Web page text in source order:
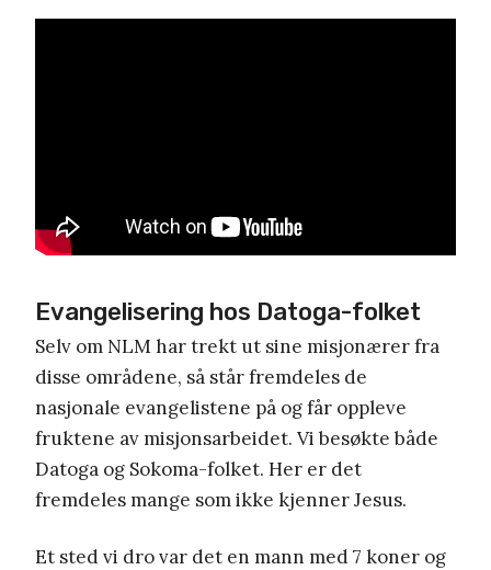
Evangelisering hos Datoga-folket
Selv om NLM har trekt ut sine misjonærer fra
disse områdene, så står fremdeles de
nasjonale evangelistene på og får oppleve
fruktene av misjonsarbeidet. Vi besøkte både
Datoga og Sokoma-folket. Her er det
fremdeles mange som ikke kjenner Jesus.
Et sted vi dro var det en mann med 7 koner og